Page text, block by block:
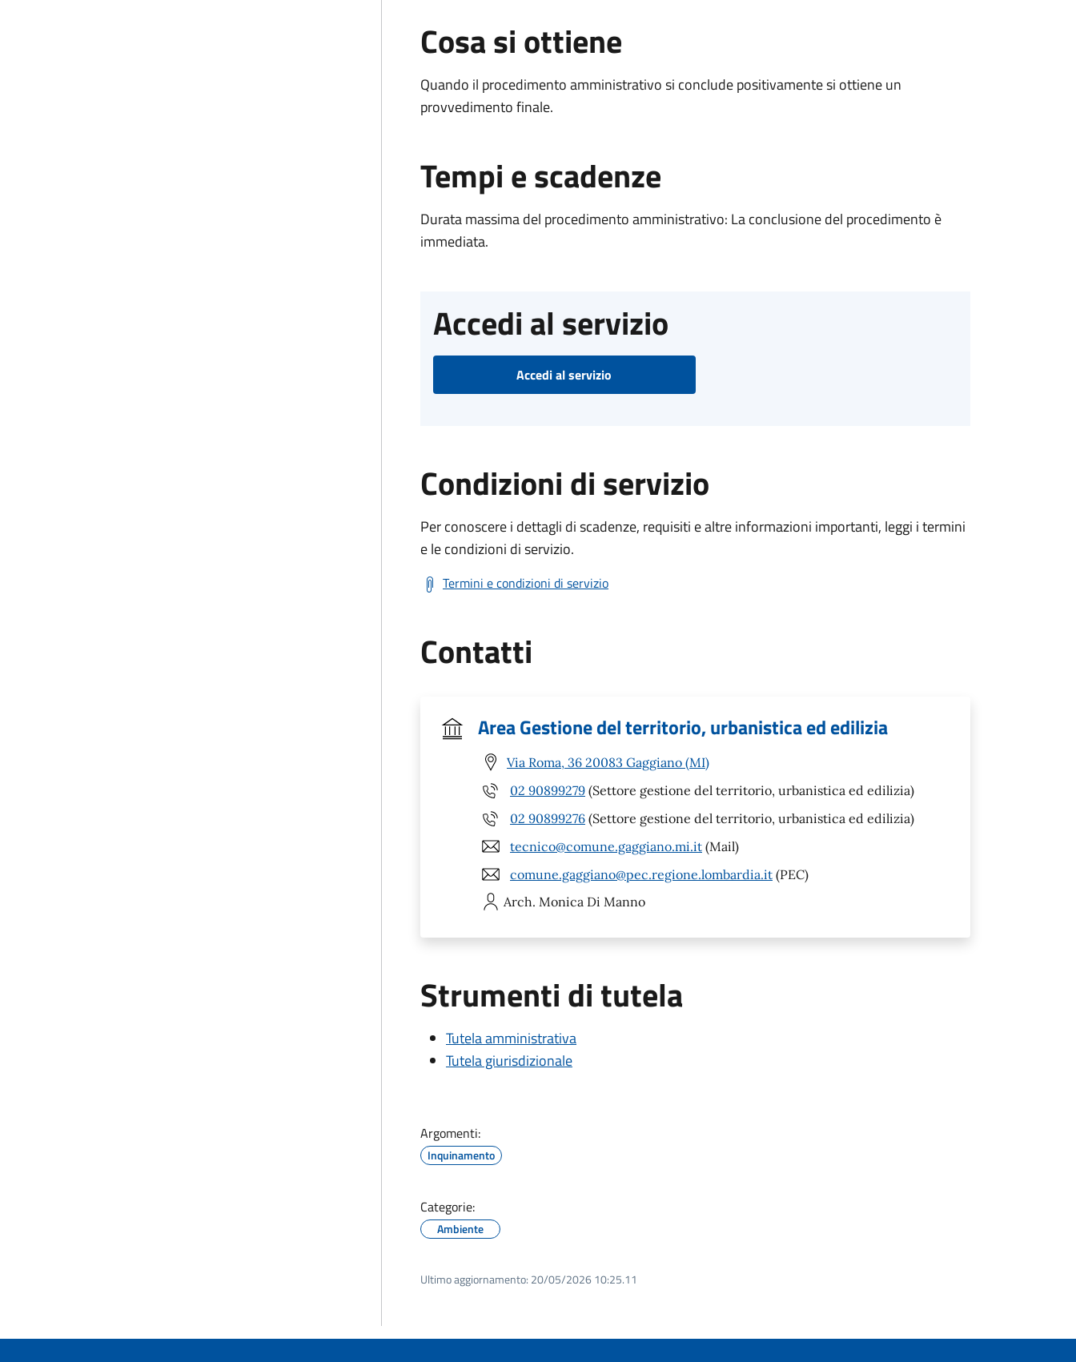
Cosa si ottiene
Quando il procedimento amministrativo si conclude positivamente si ottiene un
provvedimento finale.
Tempi e scadenze
Durata massima del procedimento amministrativo: La conclusione del procedimento è
immediata.
Accedi al servizio
Accedi al servizio
Condizioni di servizio
Per conoscere i dettagli di scadenze, requisiti e altre informazioni importanti, leggi i termini
e le condizioni di servizio.
Termini e condizioni di servizio
Contatti
Area Gestione del territorio, urbanistica ed edilizia
Via Roma, 36 20083 Gaggiano (MI)
02 90899279 (Settore gestione del territorio, urbanistica ed edilizia)
02 90899276 (Settore gestione del territorio, urbanistica ed edilizia)
tecnico@comune.gaggiano.mi.it (Mail)
comune.gaggiano@pec.regione.lombardia.it (PEC)
Arch. Monica Di Manno
Strumenti di tutela
Tutela amministrativa
Tutela giurisdizionale
Argomenti:
Inquinamento
Categorie:
Ambiente
Ultimo aggiornamento: 20/05/2026 10:25.11